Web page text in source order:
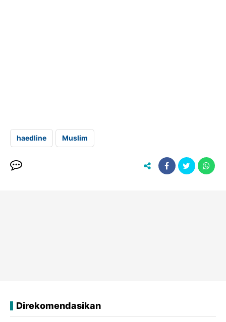
haedline Muslim
Direkomendasikan